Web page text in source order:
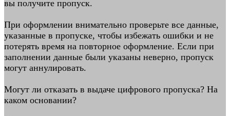
вы получите пропуск.
При оформлении внимательно проверьте все данные,
указанные в пропуске, чтобы избежать ошибки и не
потерять время на повторное оформление. Если при
заполнении данные были указаны неверно, пропуск
могут аннулировать.
Могут ли отказать в выдаче цифрового пропуска? На
каком основании?